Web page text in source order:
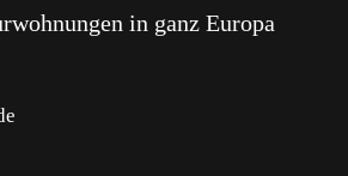
in ganz Europa